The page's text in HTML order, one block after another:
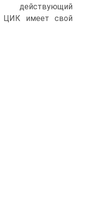
ЦИК имеет свой